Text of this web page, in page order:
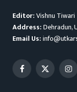
Editor:Vishnu Tiwari
Address:Dehradun,
Email Us:
Facebook
X